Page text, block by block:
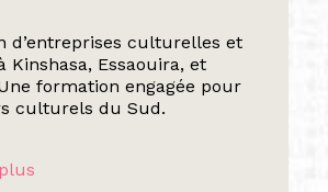
d’entreprises culturelles et
Kinshasa, Essaouira, et
formation engagée pour
culturels du Sud.